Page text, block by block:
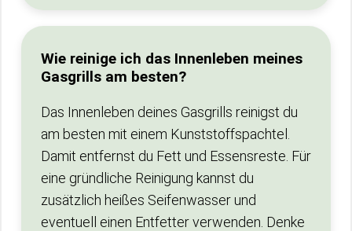
Wie reinige ich das Innenleben meines
Gasgrills am besten?
Das Innenleben deines Gasgrills reinigst du
am besten mit einem Kunststoffspachtel.
Damit entfernst du Fett und Essensreste. Für
eine gründliche Reinigung kannst du
zusätzlich heißes Seifenwasser und
eventuell einen Entfetter verwenden. Denke